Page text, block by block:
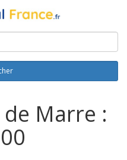
Marre :